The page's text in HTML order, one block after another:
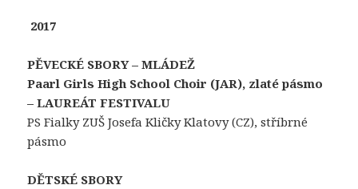
2017
PĚVECKÉ SBORY – MLÁDEŽ
Paarl Girls High School Choir (JAR), zlaté pásmo
– LAUREÁT FESTIVALU
PS Fialky ZUŠ Josefa Kličky Klatovy (CZ), stříbrné
pásmo
DĚTSKÉ SBORY